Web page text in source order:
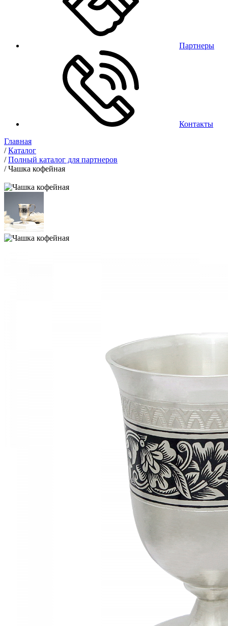
Партнеры
Контакты
Главная
/Каталог
/Полный каталог для партнеров
/Чашка кофейная